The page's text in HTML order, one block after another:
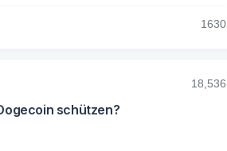
1630
18,536
schützen?